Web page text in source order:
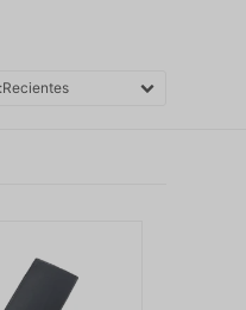
Recientes